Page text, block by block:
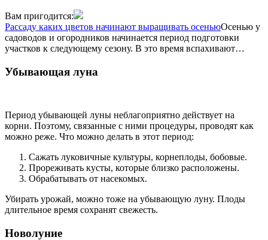
Вам пригодится:
Рассаду каких цветов начинают выращивать осеньюОсенью у
садоводов и огородников начинается период подготовки
участков к следующему сезону. В это время вспахивают…
Убывающая луна
Период убывающей луны неблагоприятно действует на
корни. Поэтому, связанные с ними процедуры, проводят как
можно реже. Что можно делать в этот период:
Сажать луковичные культуры, корнеплоды, бобовые.
Прореживать кусты, которые близко расположены.
Обрабатывать от насекомых.
Убирать урожай, можно тоже на убывающую луну. Плоды
длительное время сохранят свежесть.
Новолуние